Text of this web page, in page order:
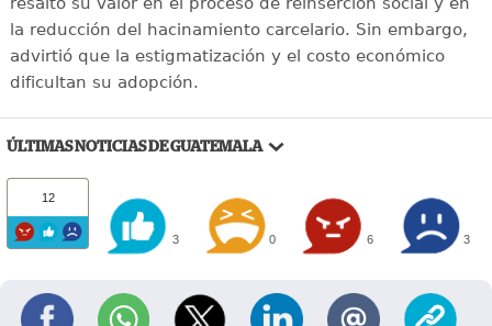
la reducción del hacinamiento carcelario. Sin embargo,
advirtió que la estigmatización y el costo económico
dificultan su adopción.
ÚLTIMAS NOTICIAS DE GUATEMALA
12
3 0 6 3